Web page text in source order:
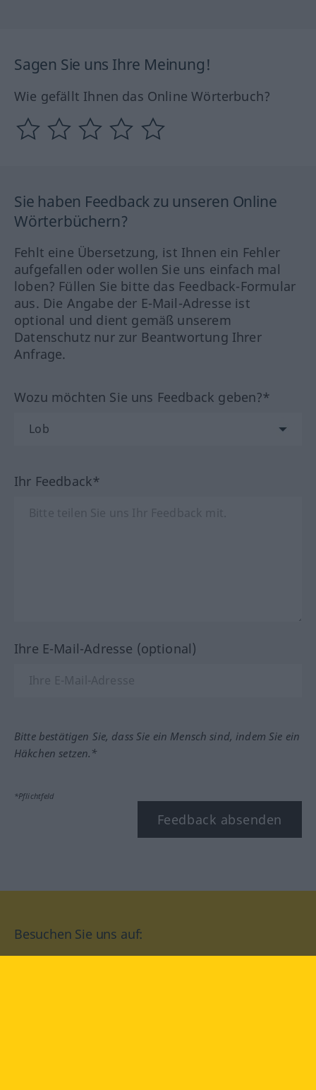
Sagen Sie uns Ihre Meinung!
Wie gefällt Ihnen das Online Wörterbuch?
Sie haben Feedback zu unseren Online
Wörterbüchern?
Fehlt eine Übersetzung, ist Ihnen ein Fehler
aufgefallen oder wollen Sie uns einfach mal
loben? Füllen Sie bitte das Feedback-Formular
aus. Die Angabe der E-Mail-Adresse ist
optional und dient gemäß unserem
Datenschutz nur zur Beantwortung Ihrer
Anfrage.
Wozu möchten Sie uns Feedback geben?*
Ihr Feedback*
Ihre E-Mail-Adresse (optional)
Bitte bestätigen Sie, dass Sie ein Mensch sind, indem Sie ein
Häkchen setzen.*
*Pflichtfeld
Feedback absenden
Besuchen Sie uns auf: